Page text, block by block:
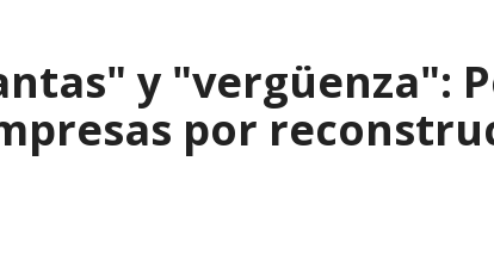
y "vergüenza":
por